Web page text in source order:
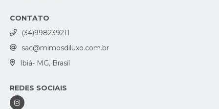
CONTATO
(34)998239211
sac@mimosdiluxo.com.br
Ibiá- MG, Brasil
REDES SOCIAIS